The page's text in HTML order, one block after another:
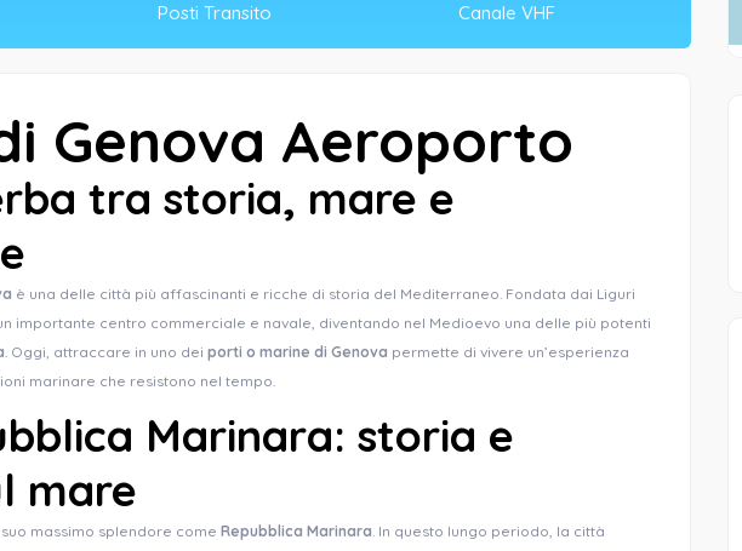
Posti Transito Canale VHF
Genova Aeroporto
tra storia, mare e
è una delle città più affascinanti e ricche di storia del Mediterraneo. Fondata dai Liguri
importante centro commerciale e navale, diventando nel Medioevo una delle più potenti
. Oggi, attraccare in uno dei porti o marine di Genova permette di vivere un’esperienza
marinare che resistono nel tempo.
Marinara: storia e
mare
suo massimo splendore come Repubblica Marinara. In questo lungo periodo, la città